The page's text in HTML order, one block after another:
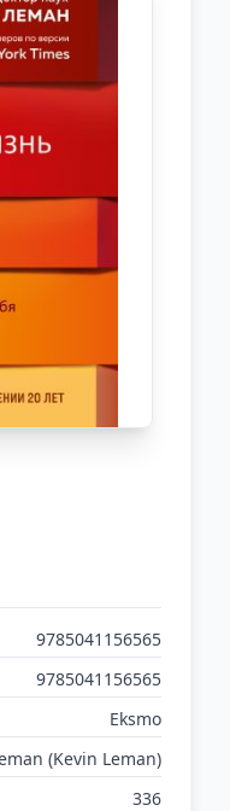
9785041156565
9785041156565
Eksmo
(Kevin Leman)
336